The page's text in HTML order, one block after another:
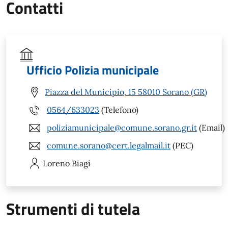
Contatti
Ufficio Polizia municipale
Piazza del Municipio, 15 58010 Sorano (GR)
0564/633023 (Telefono)
poliziamunicipale@comune.sorano.gr.it (Email)
comune.sorano@cert.legalmail.it (PEC)
Loreno Biagi
Strumenti di tutela